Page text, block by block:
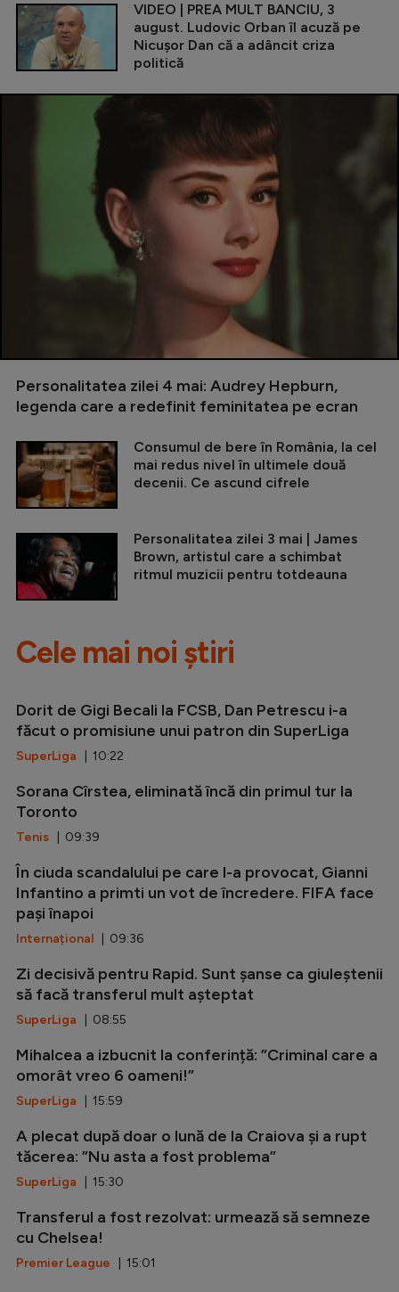
VIDEO | PREA MULT BANCIU, 3
august. Ludovic Orban îl acuză pe
Nicușor Dan că a adâncit criza
politică
Personalitatea zilei 4 mai: Audrey Hepburn,
legenda care a redefinit feminitatea pe ecran
Consumul de bere în România, la cel
mai redus nivel în ultimele două
decenii. Ce ascund cifrele
Personalitatea zilei 3 mai | James
Brown, artistul care a schimbat
ritmul muzicii pentru totdeauna
Cele mai noi știri
Dorit de Gigi Becali la FCSB, Dan Petrescu i-a
făcut o promisiune unui patron din SuperLiga
SuperLiga | 10:22
Sorana Cîrstea, eliminată încă din primul tur la
Toronto
Tenis | 09:39
În ciuda scandalului pe care l-a provocat, Gianni
Infantino a primti un vot de încredere. FIFA face
pași înapoi
Internațional | 09:36
Zi decisivă pentru Rapid. Sunt șanse ca giuleștenii
să facă transferul mult așteptat
SuperLiga | 08:55
Mihalcea a izbucnit la conferință: ”Criminal care a
omorât vreo 6 oameni!”
SuperLiga | 15:59
A plecat după doar o lună de la Craiova și a rupt
tăcerea: ”Nu asta a fost problema”
SuperLiga | 15:30
Transferul a fost rezolvat: urmează să semneze
cu Chelsea!
Premier League | 15:01